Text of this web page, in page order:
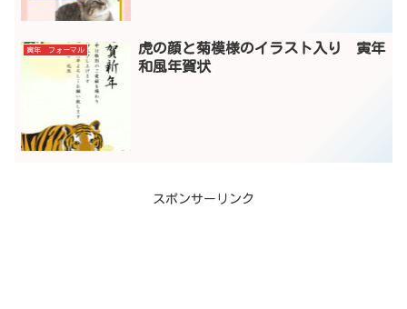
寅年 フォーマル
虎の顔と菊模様のイラスト入り 寅年
和風年賀状
スポンサーリンク